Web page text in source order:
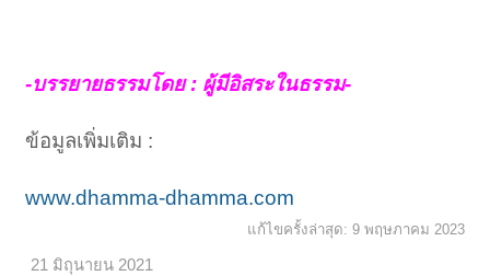
-บรรยายธรรมโดย : ผู้มีอิสระในธรรม-
ข้อมูลเพิ่มเติม :
www.dhamma-dhamma.com
แก้ไขครั้งล่าสุด: 9 พฤษภาคม 2023
21 มิถุนายน 2021